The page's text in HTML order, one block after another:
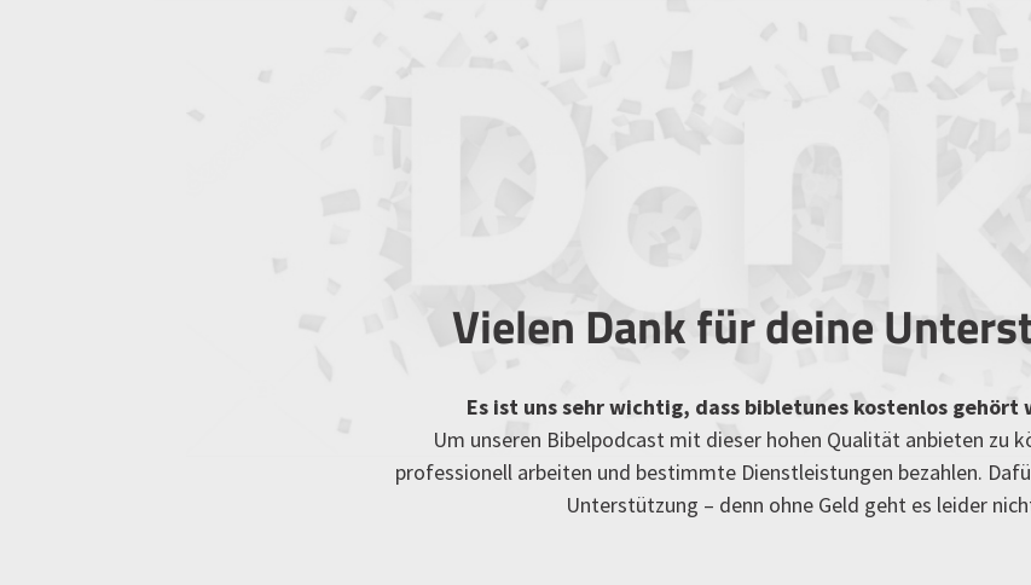
Vielen Dank für deine
Es ist uns sehr wichtig, dass bibletunes kostenlos gehört
Um unseren Bibelpodcast mit dieser hohen Qualität anbieten zu
professionell arbeiten und bestimmte Dienstleistungen bezahlen.
Unterstützung – denn ohne Geld geht es leider